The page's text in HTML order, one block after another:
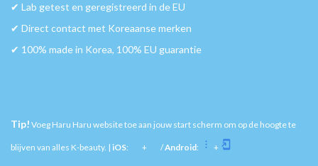
✔︎ Lab getest en geregistreerd in de EU
✔︎ Direct contact met Koreaanse merken
✔︎ 100% made in Korea, 100% EU guarantie
Tip! Voeg Haru Haru website toe aan jouw start scherm om op de hoogte te
blijven van alles K-beauty. | iOS: + /Android: +